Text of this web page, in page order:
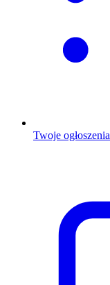
Twoje ogłoszenia